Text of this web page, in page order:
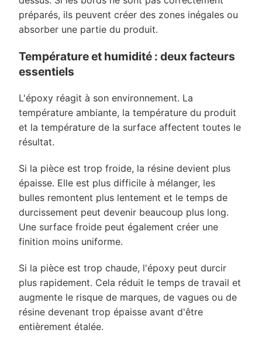
préparés, ils peuvent créer des zones inégales ou
absorber une partie du produit.
Température et humidité : deux facteurs
essentiels
L'époxy réagit à son environnement. La
température ambiante, la température du produit
et la température de la surface affectent toutes le
résultat.
Si la pièce est trop froide, la résine devient plus
épaisse. Elle est plus difficile à mélanger, les
bulles remontent plus lentement et le temps de
durcissement peut devenir beaucoup plus long.
Une surface froide peut également créer une
finition moins uniforme.
Si la pièce est trop chaude, l'époxy peut durcir
plus rapidement. Cela réduit le temps de travail et
augmente le risque de marques, de vagues ou de
résine devenant trop épaisse avant d'être
entièrement étalée.